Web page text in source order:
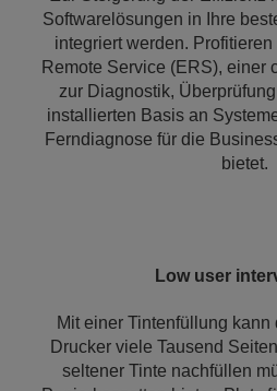
Softwarelösungen in Ihre
integriert werden.
Remote Service (ERS), einer
zur Diagnostik,
installierten Basis an
Ferndiagnose für die
bietet.
Low user
Mit einer Tintenfüllung kann
Drucker viele Tausend
seltener Tinte nachfüllen